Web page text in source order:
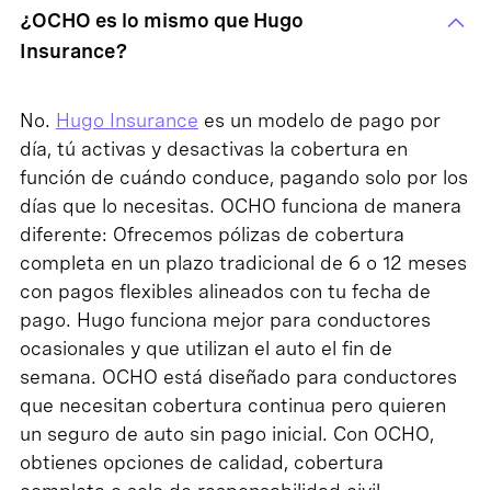
¿OCHO es lo mismo que Hugo
Insurance?
No. Hugo Insurance es un modelo de pago por
día, tú activas y desactivas la cobertura en
función de cuándo conduce, pagando solo por los
días que lo necesitas. OCHO funciona de manera
diferente: Ofrecemos pólizas de cobertura
completa en un plazo tradicional de 6 o 12 meses
con pagos flexibles alineados con tu fecha de
pago. Hugo funciona mejor para conductores
ocasionales y que utilizan el auto el fin de
semana. OCHO está diseñado para conductores
que necesitan cobertura continua pero quieren
un seguro de auto sin pago inicial. Con OCHO,
obtienes opciones de calidad, cobertura